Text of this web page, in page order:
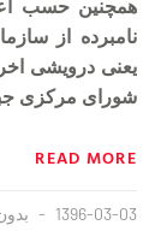
همچنین حسب
نامبرده از
شورای مرکزی
READ MORE
1396-03-03